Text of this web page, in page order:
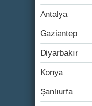
Antalya
Gaziantep
Diyarbakır
Konya
Şanlıurfa